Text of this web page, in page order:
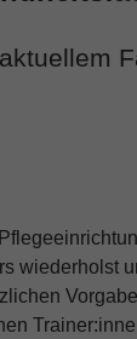
wiederholst